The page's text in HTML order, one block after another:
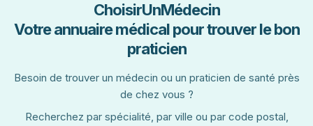
ChoisirUnMédecin
Votre annuaire médical pour trouver le bon
praticien
Besoin de trouver un médecin ou un praticien de santé près
de chez vous ?
Recherchez par spécialité, par ville ou par code postal,